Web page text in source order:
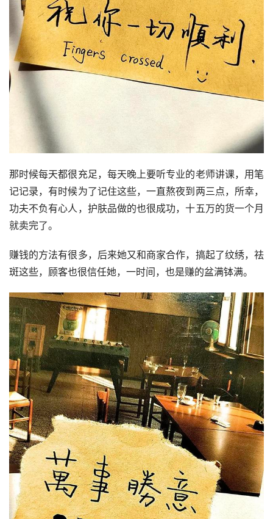
那时候每天都很充足，每天晚上要听专业的老师讲课，用笔
记记录，有时候为了记住这些，一直熬夜到两三点，所幸，
功夫不负有心人，护肤品做的也很成功，十五万的货一个月
就卖完了。
赚钱的方法有很多，后来她又和商家合作，搞起了纹绣，祛
斑这些，顾客也很信任她，一时间，也是赚的盆满钵满。